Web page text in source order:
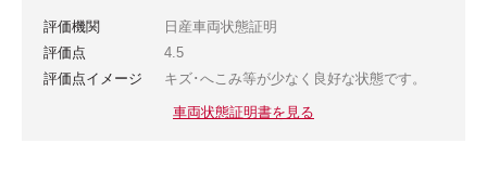
評価機関
日産車両状態証明
評価点
4.5
評価点イメージ
キズ･へこみ等が少なく良好な状態です。
車両状態証明書を見る